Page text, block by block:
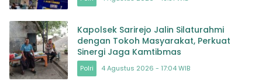
Kapolsek Sarirejo Jalin Silaturahmi
dengan Tokoh Masyarakat, Perkuat
Sinergi Jaga Kamtibmas
Polri 4 Agustus 2026 - 17:04 WIB